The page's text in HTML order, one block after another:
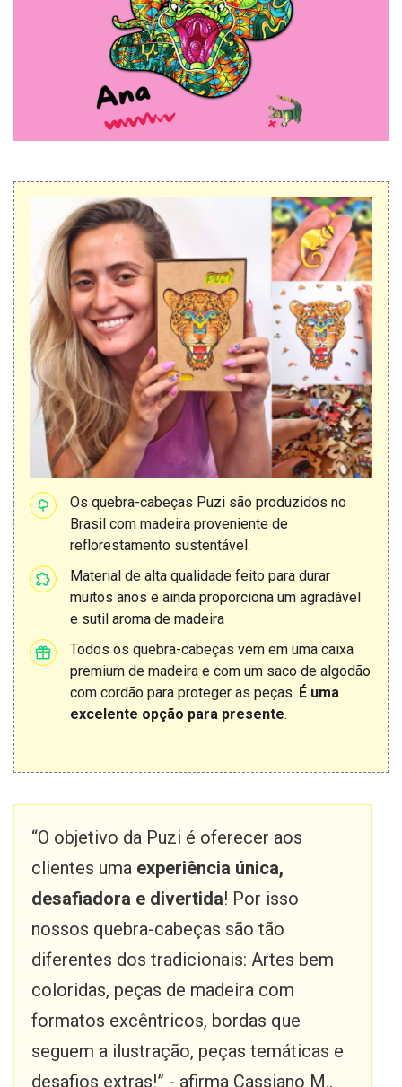
Os quebra-cabeças Puzi são produzidos no
Brasil com madeira proveniente de
reflorestamento sustentável.
Material de alta qualidade feito para durar
muitos anos e ainda proporciona um agradável
e sutil aroma de madeira
Todos os quebra-cabeças vem em uma caixa
premium de madeira e com um saco de algodão
com cordão para proteger as peças. É uma
excelente opção para presente.
“O objetivo da Puzi é oferecer aos
clientes uma experiência única,
desafiadora e divertida! Por isso
nossos quebra-cabeças são tão
diferentes dos tradicionais: Artes bem
coloridas, peças de madeira com
formatos excêntricos, bordas que
seguem a ilustração, peças temáticas e
desafios extras!” - afirma Cassiano M.,